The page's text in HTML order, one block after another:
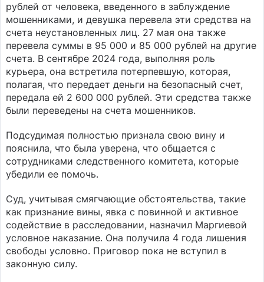
рублей от человека, введенного в заблуждение
мошенниками, и девушка перевела эти средства на
счета неустановленных лиц. 27 мая она также
перевела суммы в 95 000 и 85 000 рублей на другие
счета. В сентябре 2024 года, выполняя роль
курьера, она встретила потерпевшую, которая,
полагая, что передает деньги на безопасный счет,
передала ей 2 600 000 рублей. Эти средства также
были переведены на счета мошенников.
Подсудимая полностью признала свою вину и
пояснила, что была уверена, что общается с
сотрудниками следственного комитета, которые
убедили ее помочь.
Суд, учитывая смягчающие обстоятельства, такие
как признание вины, явка с повинной и активное
содействие в расследовании, назначил Маргиевой
условное наказание. Она получила 4 года лишения
свободы условно. Приговор пока не вступил в
законную силу.